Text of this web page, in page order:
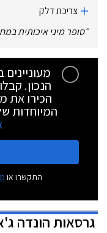
צריכת דלק
״סופר מיני איכותית
הנכון.
הכירו את
המיוחדות
התקשרו או
גרסאותהונדה